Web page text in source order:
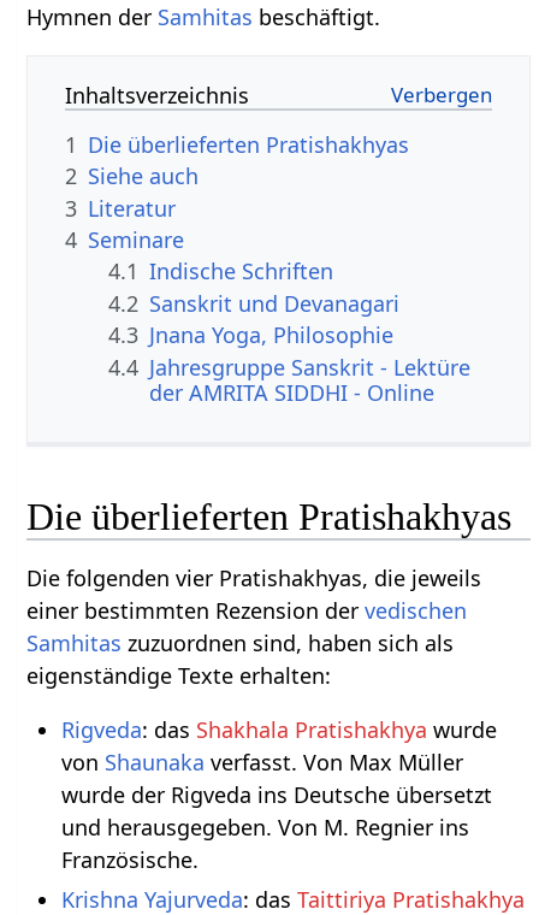
Hymnen der Samhitas beschäftigt.
Inhaltsverzeichnis
1 Die überlieferten Pratishakhyas
2 Siehe auch
3 Literatur
4 Seminare
4.1 Indische Schriften
4.2 Sanskrit und Devanagari
4.3 Jnana Yoga, Philosophie
4.4 Jahresgruppe Sanskrit - Lektüre
der AMRITA SIDDHI - Online
Die überlieferten Pratishakhyas
Die folgenden vier Pratishakhyas, die jeweils
einer bestimmten Rezension dervedischen
Samhitas zuzuordnen sind, haben sich als
eigenständige Texte erhalten:
Rigveda: das Shakhala Pratishakhya wurde
von Shaunaka verfasst. Von Max Müller
wurde der Rigveda ins Deutsche übersetzt
und herausgegeben. Von M. Regnier ins
Französische.
Krishna Yajurveda: das Taittiriya Pratishakhya